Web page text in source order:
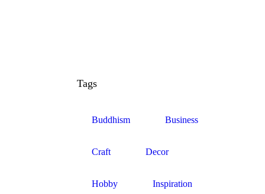
Tags
Buddhism Business
Craft Decor
Hobby Inspiration